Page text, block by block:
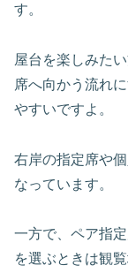
す。
屋台を楽しみた
席へ向かう流れ
やすいですよ。
右岸の指定席や
なっています。
一方で、ペア指
を選ぶときは観